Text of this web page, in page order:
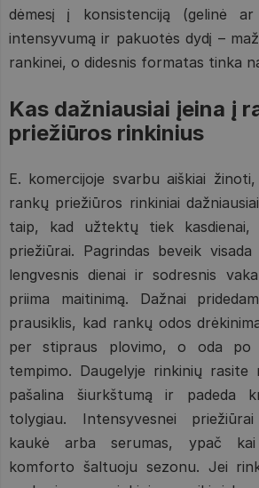
dėmesį į konsistenciją (gelinė
intensyvumą ir pakuotės dydį –
rankinei, o didesnis formatas tinka
Kas dažniausiai įeina į
priežiūros rinkinius
E. komercijoje svarbu aiškiai
rankų priežiūros rinkiniai
taip, kad užtektų tiek kasdienai,
priežiūrai. Pagrindas beveik
lengvesnis dienai ir sodresnis
priima maitinimą. Dažnai
prausiklis, kad rankų odos
per stipraus plovimo, o oda po
tempimo. Daugelyje rinkinių rasite
pašalina šiurkštumą ir padeda
tolygiau. Intensyvesnei
kaukė arba serumas, ypač
komforto šaltuoju sezonu. Jei